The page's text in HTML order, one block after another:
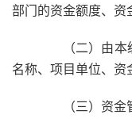
部门的资金额度、资
（二）由本级
名称、项目单位、资
（三）资金管